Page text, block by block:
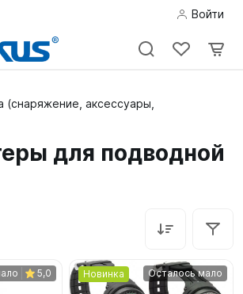
Войти
(снаряжение, аксессуары,
для подводной
5,0 Новинка Осталось мало